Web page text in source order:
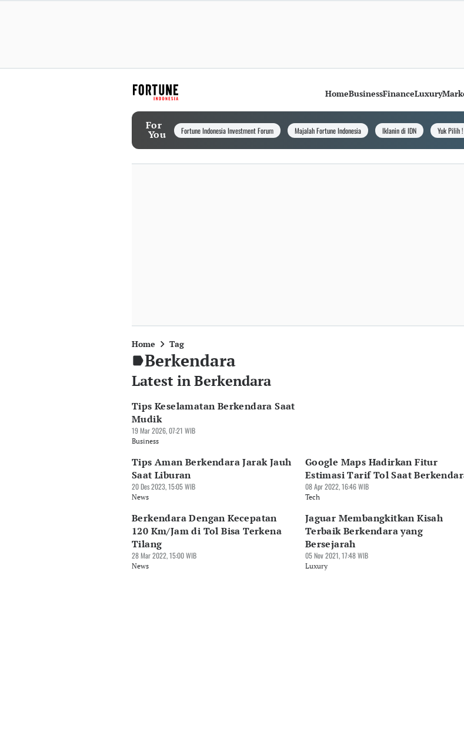
HomeBusinessFinanceLuxury
For
You Fortune Indonesia Investment Forum Majalah Fortune Indonesia Iklanin di IDN Yuk Pilih !
Home Tag
Berkendara
Latest in Berkendara
Tips Keselamatan Berkendara Saat
Mudik
19 Mar 2026, 07:21 WIB
Business
Tips Aman Berkendara Jarak Jauh
Saat Liburan
20 Des 2023, 15:05 WIB
News
Google Maps Hadirkan Fitur
Estimasi Tarif Tol Saat
08 Apr 2022, 16:46 WIB
Tech
Berkendara Dengan Kecepatan
120 Km/Jam di Tol Bisa Terkena
Tilang
28 Mar 2022, 15:00 WIB
News
Jaguar Membangkitkan Kisah
Terbaik Berkendara yang
Bersejarah
05 Nov 2021, 17:48 WIB
Luxury